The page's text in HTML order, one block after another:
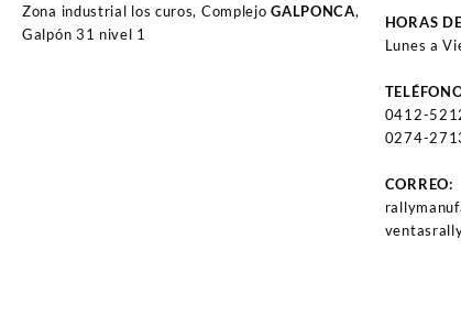
Zona industrial los curos, ComplejoGALPONCA,
Galpón 31 nivel 1
HORAS
Lunes a
0412-
0274-
CORREO: